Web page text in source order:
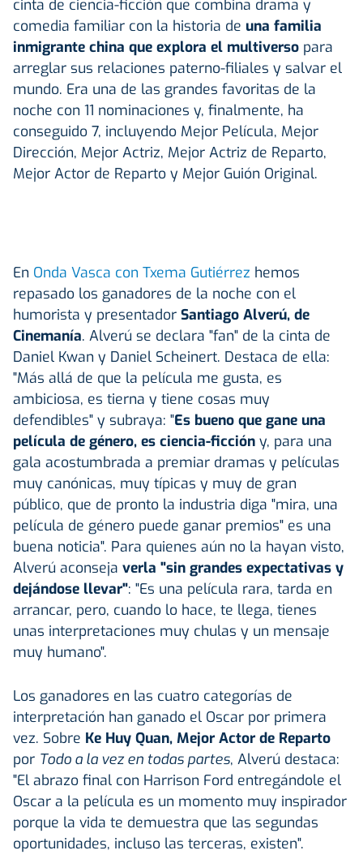
cinta de ciencia-ficción que combina drama y
comedia familiar con la historia de una familia
inmigrante china que explora el multiverso para
arreglar sus relaciones paterno-filiales y salvar el
mundo. Era una de las grandes favoritas de la
noche con 11 nominaciones y, finalmente, ha
conseguido 7, incluyendo Mejor Película, Mejor
Dirección, Mejor Actriz, Mejor Actriz de Reparto,
Mejor Actor de Reparto y Mejor Guión Original.
En Onda Vasca con Txema Gutiérrez hemos
repasado los ganadores de la noche con el
humorista y presentador Santiago Alverú, de
Cinemanía. Alverú se declara "fan" de la cinta de
Daniel Kwan y Daniel Scheinert. Destaca de ella:
"Más allá de que la película me gusta, es
ambiciosa, es tierna y tiene cosas muy
defendibles" y subraya: "Es bueno que gane una
película de género, es ciencia-ficción y, para una
gala acostumbrada a premiar dramas y películas
muy canónicas, muy típicas y muy de gran
público, que de pronto la industria diga "mira, una
película de género puede ganar premios" es una
buena noticia". Para quienes aún no la hayan visto,
Alverú aconseja verla "sin grandes expectativas y
dejándose llevar": "Es una película rara, tarda en
arrancar, pero, cuando lo hace, te llega, tienes
unas interpretaciones muy chulas y un mensaje
muy humano".
Los ganadores en las cuatro categorías de
interpretación han ganado el Oscar por primera
vez. Sobre Ke Huy Quan, Mejor Actor de Reparto
por Todo a la vez en todas partes, Alverú destaca:
"El abrazo final con Harrison Ford entregándole el
Oscar a la película es un momento muy inspirador
porque la vida te demuestra que las segundas
oportunidades, incluso las terceras, existen".